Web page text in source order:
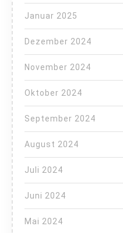
Januar 2025
Dezember 2024
November 2024
Oktober 2024
September 2024
August 2024
Juli 2024
Juni 2024
Mai 2024